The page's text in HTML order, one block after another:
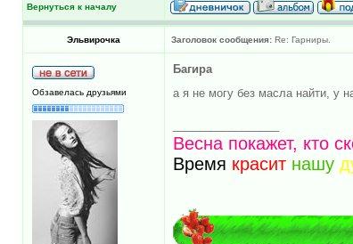
Вернуться к началу
Эльвирочка Заголовок сообщения: Re: Гарниры.
Обзавелась друзьями
Багира
а я не могу без масла найти, у
Весна покажет, кто
Время красит нашу